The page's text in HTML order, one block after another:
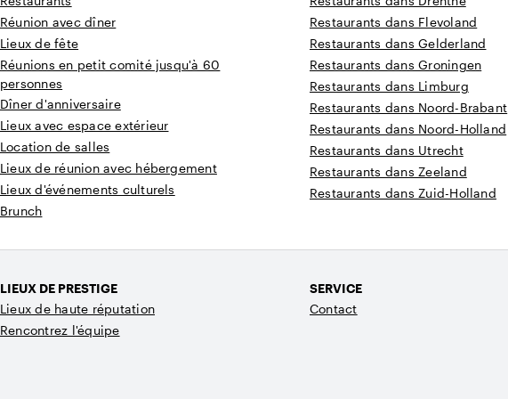
Réunion avec dîner
Lieux de fête
Réunions en petit comité jusqu'à 60
personnes
Dîner d'anniversaire
Lieux avec espace extérieur
Location de salles
Lieux de réunion avec hébergement
Lieux d'événements culturels
Brunch
Restaurants dans Flevoland
Restaurants dans Gelderland
Restaurants dans Groningen
Restaurants dans Limburg
Restaurants dans Noord-Brabant
Restaurants dans Noord-Holland
Restaurants dans Utrecht
Restaurants dans Zeeland
Restaurants dans Zuid-Holland
LIEUX DE PRESTIGE
Lieux de haute réputation
Rencontrez l'équipe
SERVICE
Contact